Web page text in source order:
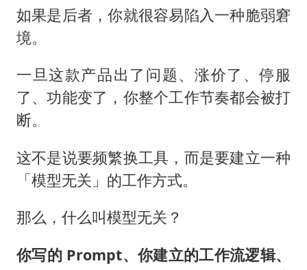
如果是后者，你就很容易陷入一种脆弱窘
境。
一旦这款产品出了问题、涨价了、停服
了、功能变了，你整个工作节奏都会被打
断。
这不是说要频繁换工具，而是要建立一种
「模型无关」的工作方式。
那么，什么叫模型无关？
你写的 Prompt、你建立的工作流逻辑、